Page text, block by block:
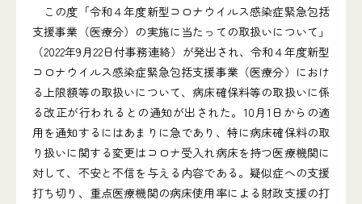
この度「令和４年度新型コロナウイルス感染症緊急包括
支援事業（医療分）の実施に当たっての取扱いについて」
（2022年9月22日付事務連絡）が発出され、令和４年度新型
コロナウイルス感染症緊急包括支援事業（医療分）におけ
る上限額等の取扱いについて、病床確保料等の取扱いに係
る改正が行われるとの通知が出された。10月1日からの適
用を通知するにはあまりに急であり、特に病床確保料の取
り扱いに関する変更はコロナ受入れ病床を持つ医療機関に
対して、不安と不信を与える内容である。疑似症への支援
打ち切り、重点医療機関の病床使用率による財政支援の打